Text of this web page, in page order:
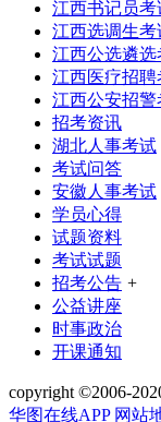
江西书记员考
江西选调生考
江西公选遴选
江西医疗招聘
江西公安招警
招考资讯
湖北人事考试
考试问答
安徽人事考试
学员心得
试题资料
考试试题
招考公告 +
公益讲座
时事政治
开课通知
copyright ©2006-
华图在线APP 网站